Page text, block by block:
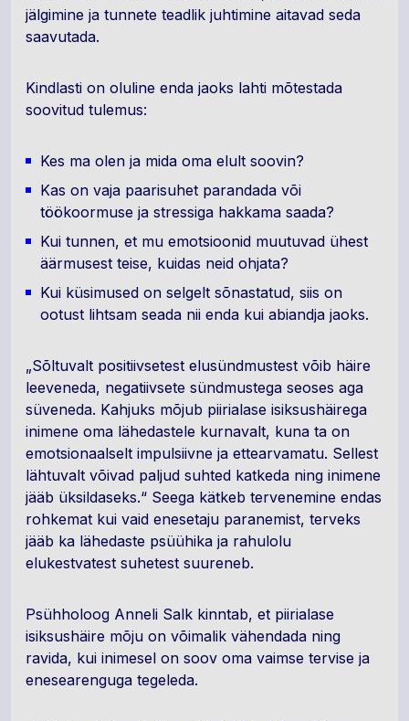
jälgimine ja tunnete teadlik juhtimine aitavad seda
saavutada.
Kindlasti on oluline enda jaoks lahti mõtestada
soovitud tulemus:
Kes ma olen ja mida oma elult soovin?
Kas on vaja paarisuhet parandada või
töökoormuse ja stressiga hakkama saada?
Kui tunnen, et mu emotsioonid muutuvad ühest
äärmusest teise, kuidas neid ohjata?
Kui küsimused on selgelt sõnastatud, siis on
ootust lihtsam seada nii enda kui abiandja jaoks.
„Sõltuvalt positiivsetest elusündmustest võib häire
leeveneda, negatiivsete sündmustega seoses aga
süveneda. Kahjuks mõjub piirialase isiksushäirega
inimene oma lähedastele kurnavalt, kuna ta on
emotsionaalselt impulsiivne ja ettearvamatu. Sellest
lähtuvalt võivad paljud suhted katkeda ning inimene
jääb üksildaseks.“ Seega kätkeb tervenemine endas
rohkemat kui vaid enesetaju paranemist, terveks
jääb ka lähedaste psüühika ja rahulolu
elukestvatest suhetest suureneb.
Psühholoog Anneli Salk kinntab, et piirialase
isiksushäire mõju on võimalik vähendada ning
ravida, kui inimesel on soov oma vaimse tervise ja
enesearenguga tegeleda.